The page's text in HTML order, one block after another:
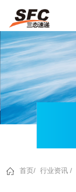
首页/ 行业资讯 /